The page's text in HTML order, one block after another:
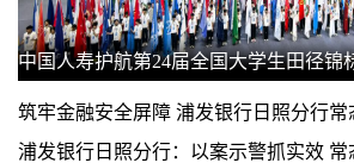
筑牢金融安全屏障 浦发银行日照分行
防范非法集资宣传
浦发银行日照分行：以案示警抓实效